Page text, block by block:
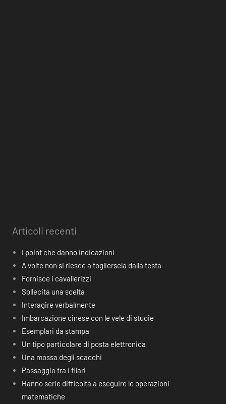
Articoli recenti
I point che danno indicazioni
A volte non si riesce a togliersela dalla testa
Fornisce i cavallerizzi
Sollecita una scelta
Interagire verbalmente
Imbarcazione cinese con le vele di stuoie
Esemplari da stampa
Un tipo particolare di posta elettronica
Una mossa degli scacchi
Passaggio tra i filari
Hanno serie difficoltà a eseguire le operazioni
matematiche